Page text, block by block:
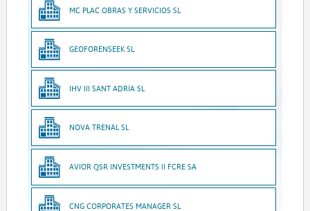
MC PLAC OBRAS Y SERVICIOS SL
GEOFORENSEEK SL
IHV III SANT ADRIA SL
NOVA TRENAL SL
AVIOR QSR INVESTMENTS II FCRE SA
CNG CORPORATES MANAGER SL